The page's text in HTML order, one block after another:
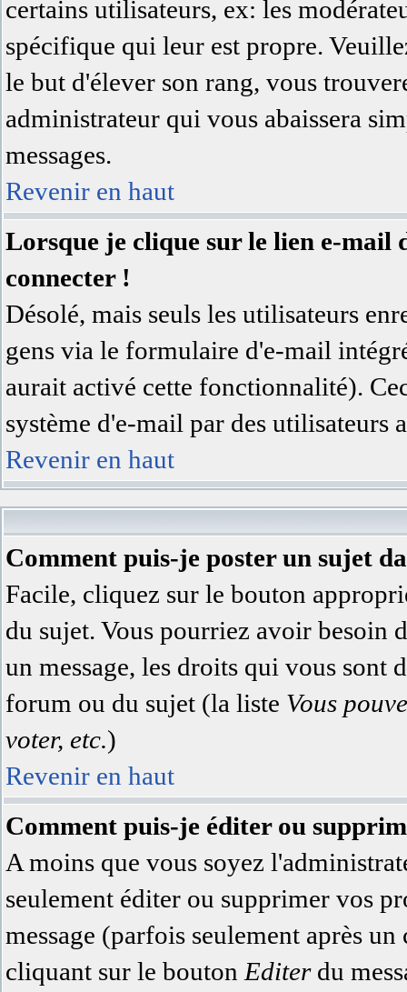
certains utilisateurs, ex: les
spécifique qui leur est propre.
le but d'élever son rang, vous
administrateur qui vous abaissera
messages.
Revenir en haut
Lorsque je clique sur le lien e-mail
connecter !
Désolé, mais seuls les utilisateurs
gens via le formulaire d'e-mail
aurait activé cette fonctionnalité).
système d'e-mail par des utilisateurs
Revenir en haut
Comment puis-je poster un sujet
Facile, cliquez sur le bouton
du sujet. Vous pourriez avoir besoin
un message, les droits qui vous sont
forum ou du sujet (la liste Vous
voter, etc.)
Revenir en haut
Comment puis-je éditer ou
A moins que vous soyez
seulement éditer ou supprimer vos
message (parfois seulement après
cliquant sur le bouton Editerdu